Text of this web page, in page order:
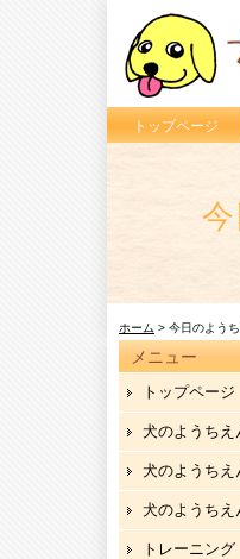
トップページ
ホーム > 今日のよう
メニュー
トップページ
犬のようちえ
犬のようちえ
犬のようちえ
トレーニング